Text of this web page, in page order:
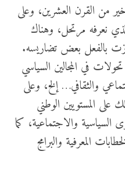
من القرن العشرين، وعلى
نعرفه مرتحل، وهناك
بالفعل بعض تضاريسه.
في المجالين السياسي
والثقافي… إلخ، وعلى
على المستويين الوطني
السياسية والاجتماعية، كما
المعرفية والبرامج